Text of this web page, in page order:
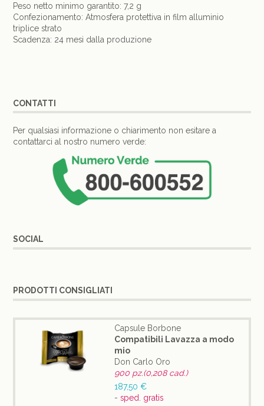
Peso netto minimo garantito: 7,2 g
Confezionamento: Atmosfera protettiva in film alluminio
triplice strato
Scadenza: 24 mesi dalla produzione
CONTATTI
Per qualsiasi informazione o chiarimento non esitare a
contattarci al nostro numero verde:
SOCIAL
PRODOTTI CONSIGLIATI
Capsule Borbone
Compatibili Lavazza a modo
mio
Don Carlo Oro
900 pz.(0,208 cad.)
187,50 €
- sped. gratis